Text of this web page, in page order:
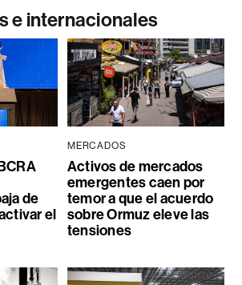
e internacionales
de
el
MERCADOS
Activos de mercados
emergentes caen por
temor a que el acuerdo
sobre Ormuz eleve las
tensiones